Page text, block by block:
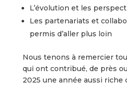
L’évolution et les
Les partenariats et
permis d’aller plus loin
Nous tenons à remercier
qui ont contribué, de près
2025 une année aussi riche